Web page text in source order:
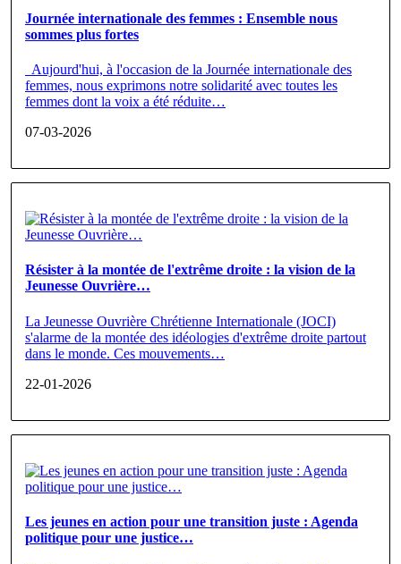
Journée internationale des femmes : Ensemble nous
sommes plus fortes
Aujourd'hui, à l'occasion de la Journée internationale des
femmes, nous exprimons notre solidarité avec toutes les
femmes dont la voix a été réduite…
07-03-2026
Résister à la montée de l'extrême droite : la vision de la
Jeunesse Ouvrière…
La Jeunesse Ouvrière Chrétienne Internationale (JOCI)
s'alarme de la montée des idéologies d'extrême droite partout
dans le monde. Ces mouvements…
22-01-2026
Les jeunes en action pour une transition juste : Agenda
politique pour une justice…